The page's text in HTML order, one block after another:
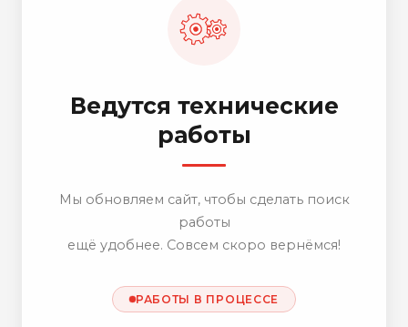
Ведутся технические
работы
Мы обновляем сайт, чтобы сделать поиск
работы
ещё удобнее. Совсем скоро вернёмся!
РАБОТЫ В ПРОЦЕССЕ